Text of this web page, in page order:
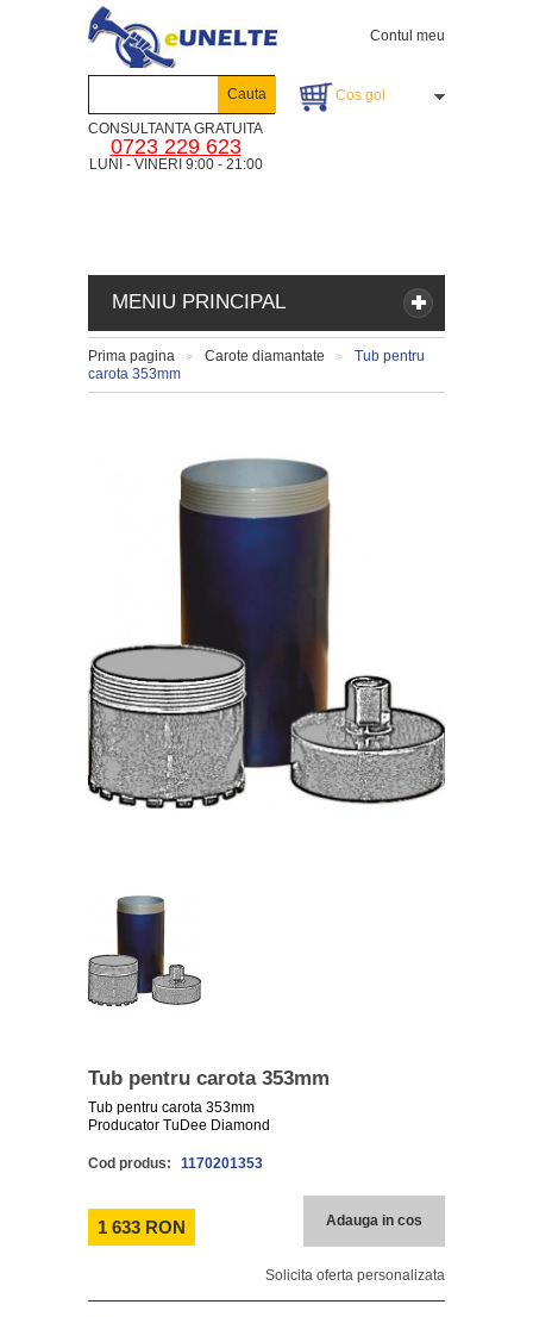
Contul meu
Cos gol
MENIU PRINCIPAL
CONSULTANTA GRATUITA
0723 229 623
LUNI - VINERI 9:00 - 21:00
Cauta
Prima pagina Carote diamantate
Tub pentru
carota 353mm
Tub pentru carota 353mm
Tub pentru carota 353mm
Producator TuDee Diamond
Cod produs: 1170201353
1 633 RON Adauga in cos
Solicita oferta personalizata